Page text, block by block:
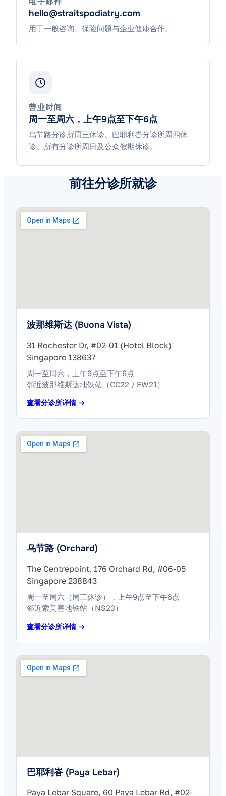
hello@straitspodiatry.com
用于一般咨询、保险问题与企业健康合作。
营业时间
周一至周六，上午9点至下午6点
乌节路分诊所周三休诊。巴耶利峇分诊所周四休
诊。所有分诊所周日及公众假期休诊。
前往分诊所就诊
波那维斯达 (Buona Vista)
31 Rochester Dr, #02-01 (Hotel Block)
Singapore 138637
周一至周六，上午9点至下午6点
邻近波那维斯达地铁站（CC22 / EW21）
查看分诊所详情 →
乌节路 (Orchard)
The Centrepoint, 176 Orchard Rd, #06-05
Singapore 238843
周一至周六（周三休诊），上午9点至下午6点
邻近索美塞地铁站（NS23）
查看分诊所详情 →
巴耶利峇 (Paya Lebar)
Paya Lebar Square, 60 Paya Lebar Rd, #02-